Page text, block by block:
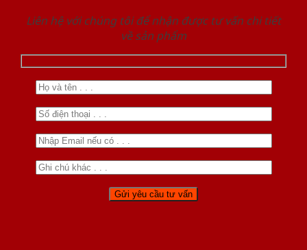
Liên hệ với chúng tôi để nhận được tư vấn chi tiết
về sản phẩm